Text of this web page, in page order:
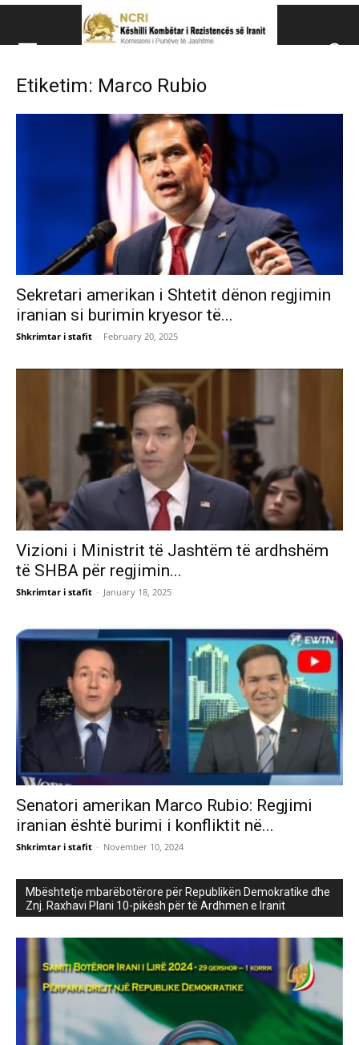
Këshillit Kombëtar të
Këshillit Kombëtar të Rezistencës së Iranit (NCRI)
Etiketim: Marco Rubio
Sekretari amerikan i Shtetit dënon regjimin
iranian si burimin kryesor të...
Shkrimtar i stafit - February 20, 2025
Vizioni i Ministrit të Jashtëm të ardhshëm
të SHBA për regjimin...
Shkrimtar i stafit - January 18, 2025
Senatori amerikan Marco Rubio: Regjimi
iranian është burimi i konfliktit në...
Shkrimtar i stafit - November 10, 2024
Mbështetje mbarëbotërore për Republikën Demokratike dhe
Znj. Raxhavi Plani 10-pikësh për të Ardhmen e Iranit